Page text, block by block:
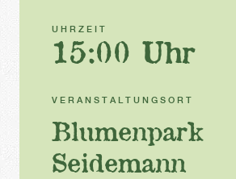
UHRZEIT
15:00 Uhr
VERANSTALTUNGSORT
Blumenpark
Seidemann